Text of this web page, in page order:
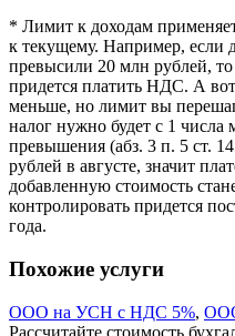
* Лимит к доходам
к текущему. Например, если
превысили 20 млн рублей, то
придется платить НДС. А
меньше, но лимит вы
налог нужно будет с 1 числа
превышения (абз. 3 п. 5 ст.
рублей в августе, значит
добавленную стоимость
контролировать придется
года.
Похожие услуги
ООО на УСН с НДС 5%,
Рассчитайте стоимость